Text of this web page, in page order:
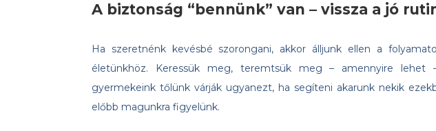
A biztonság “bennünk” van – vissza a jó
Ha szeretnénk kevésbé szorongani, akkor álljunk ellen a
életünkhöz. Keressük meg, teremtsük meg – amennyire lehet
gyermekeink tőlünk várják ugyanezt, ha segíteni akarunk nekik
előbb magunkra figyelünk.